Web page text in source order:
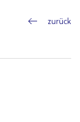
zurück